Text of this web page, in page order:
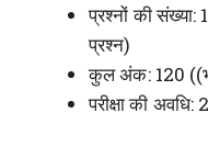
प्रश्नों की
प्रश्न)
कुल अंक: 120
परीक्षा की अवधि: